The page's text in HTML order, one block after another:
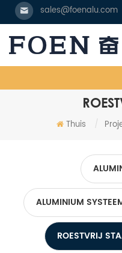
sales@foenalu.com
Thuis /
ALUMINIUM
ROESTVRIJ